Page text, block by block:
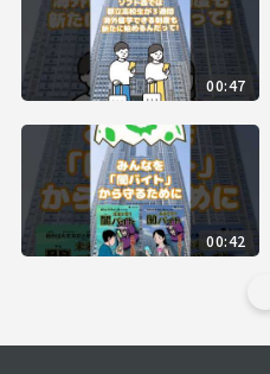
00:47
00:42